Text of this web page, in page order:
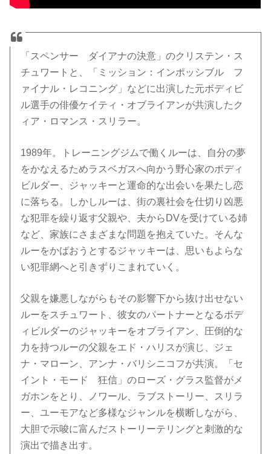
「スペンサー ダイアナの決意」のクリステン・ス
チュワートと、「ミッション：インポッシブル フ
ァイナル・レコニング」などに出演した元ボディビ
ル選手の俳優ケイティ・オブライアンが共演したク
ィア・ロマンス・スリラー。
1989年。トレーニングジムで働くルーは、自分の夢
をかなえるためラスベガスへ向かう野心家のボディ
ビルダー、ジャッキーと運命的な出会いを果たし恋
に落ちる。しかしルーは、街の裏社会を仕切り凶悪
な犯罪を繰り返す父親や、夫からDVを受けている姉
など、家族にさまざまな問題を抱えていた。そんな
ルーをかばおうとするジャッキーは、思いもよらな
い犯罪網へと引きずりこまれていく。
父親を嫌悪しながらもその影響下から抜け出せない
ルーをスチュワート、彼女のパートナーとなるボデ
ィビルダーのジャッキーをオブライアン、圧倒的な
力を持つルーの父親をエド・ハリスが演じ、ジェ
ナ・マローン、アンナ・バリシニコフが共演。「セ
イント・モード 狂信」のローズ・グラス監督がメ
ガホンをとり、ノワール、ラブストーリー、スリラ
ー、ユーモアなど多様なジャンルを横断しながら、
大胆で示唆に富んだストーリーテリングと刺激的な
演出で描き出す。